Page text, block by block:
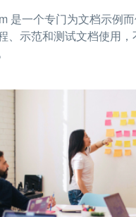
是一个专门为文档示例
、示范和测试文档使用